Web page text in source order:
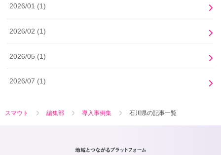
2026/01 (1)
2026/02 (1)
2026/05 (1)
2026/07 (1)
スマウト 編集部 導入事例集 石川県の記事一覧